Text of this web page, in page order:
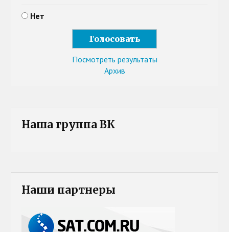
Нет
Посмотреть результаты
Архив
Наша группа ВК
Наши партнеры